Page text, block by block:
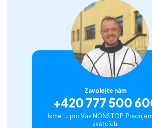
Zavolejte nám
+420 777 500
Jsme tu pro Vás NONSTOP.
svátcích.